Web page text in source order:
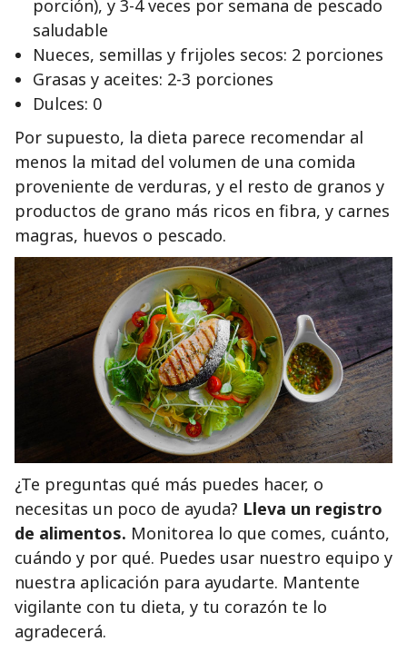
porción), y 3-4 veces por semana de pescado
saludable
Nueces, semillas y frijoles secos: 2 porciones
Grasas y aceites: 2-3 porciones
Dulces: 0
Por supuesto, la dieta parece recomendar al
menos la mitad del volumen de una comida
proveniente de verduras, y el resto de granos y
productos de grano más ricos en fibra, y carnes
magras, huevos o pescado.
¿Te preguntas qué más puedes hacer, o
necesitas un poco de ayuda? Lleva un registro
de alimentos. Monitorea lo que comes, cuánto,
cuándo y por qué. Puedes usar nuestro equipo y
nuestra aplicación para ayudarte. Mantente
vigilante con tu dieta, y tu corazón te lo
agradecerá.